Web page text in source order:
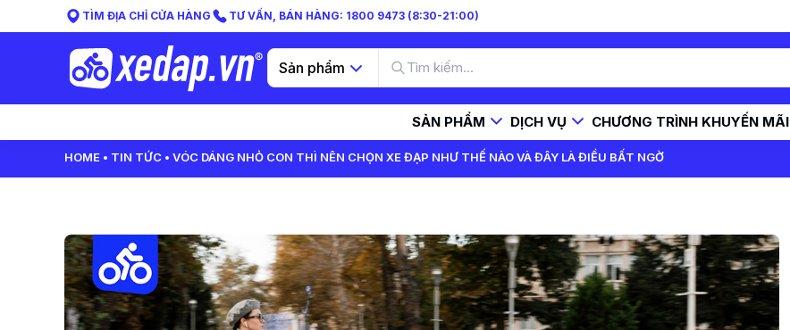
TÌM ĐỊA CHỈ CỬA HÀNG TƯ VẤN, BÁN HÀNG: 1800 9473 (8:30-21:00)
Sản phẩm
SẢN PHẨM DỊCH VỤ CHƯƠNG TRÌNH KHUYẾN MÃI
HOME TIN TỨC VÓC DÁNG NHỎ CON THÌ NÊN CHỌN XE ĐẠP NHƯ THẾ NÀO VÀ ĐÂY LÀ ĐIỀU BẤT NGỜ